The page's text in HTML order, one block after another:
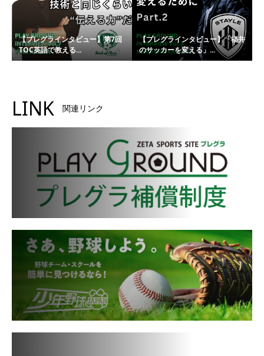
【プレグラインタビュー】第7回
TOC英語で教える...
【プレグラインタビュー】「福井
のサッカーを変える」...
LINK 関連リンク